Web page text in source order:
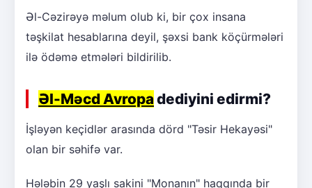
Əl-Cəzirəyə məlum olub ki, bir çox insana
təşkilat hesablarına deyil, şəxsi bank köçürmələri
ilə ödəmə etmələri bildirilib.
Əl-Məcd Avropadediyini edirmi?
İşləyən keçidlər arasında dörd "Təsir Hekayəsi"
olan bir səhifə var.
Hələbin 29 yaşlı sakini "Monanın" haqqında bir